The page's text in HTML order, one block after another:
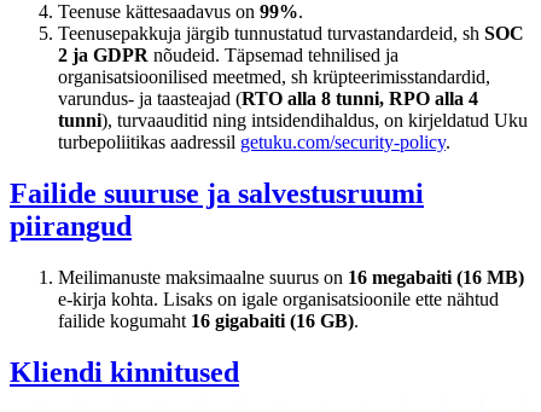
Teenuse kättesaadavus on 99%.
Teenusepakkuja järgib tunnustatud turvastandardeid, sh SOC
2 ja GDPR nõudeid. Täpsemad tehnilised ja
organisatsioonilised meetmed, sh krüpteerimisstandardid,
varundus- ja taasteajad (RTO alla 8 tunni, RPO alla 4
tunni), turvaauditid ning intsidendihaldus, on kirjeldatud Uku
turbepoliitikas aadressil getuku.com/security-policy.
Failide suuruse ja salvestusruumi
piirangud
Meilimanuste maksimaalne suurus on 16 megabaiti (16 MB)
e-kirja kohta. Lisaks on igale organisatsioonile ette nähtud
failide kogumaht 16 gigabaiti (16 GB).
Kliendi kinnitused